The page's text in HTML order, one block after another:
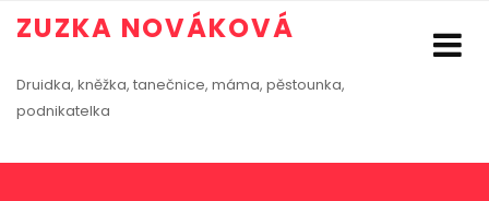
ZUZKA NOVÁKOVÁ
Druidka, kněžka, tanečnice, máma, pěstounka,
podnikatelka